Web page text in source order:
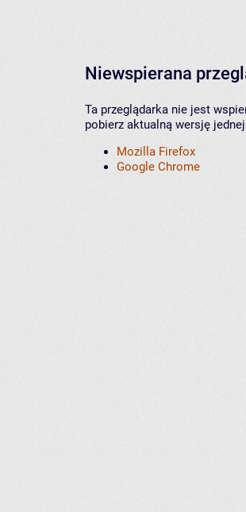
Niewspierana
Ta przeglądarka nie jest
pobierz aktualną wersję
Mozilla Firefox
Google Chrome